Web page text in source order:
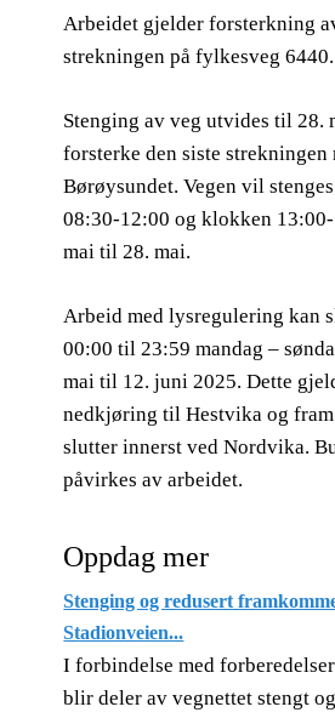
Arbeidet gjelder forsterkning
strekningen på fylkesveg 6440.
Stenging av veg utvides til 28.
forsterke den siste
Børøysundet. Vegen vil
08:30-12:00 og klokken
mai til 28. mai.
Arbeid med lysregulering kan
00:00 til 23:59 mandag –
mai til 12. juni 2025. Dette
nedkjøring til Hestvika og
slutter innerst ved Nordvika.
påvirkes av arbeidet.
Oppdag mer
Stenging og redusert
Stadionveien...
I forbindelse med
blir deler av vegnettet stengt